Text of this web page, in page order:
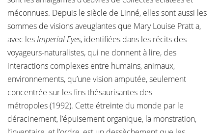
méconnues. Depuis le siècle de Linné, elles sont aussi les
sommes de visions aveuglantes que Mary Louise Pratt a,
avec lesImperial Eyes, identifiées dans les récits des
voyageurs-naturalistes, qui ne donnent à lire, des
interactions complexes entre humains, animaux,
environnements, qu’une vision amputée, seulement
concentrée sur les fins thésaurisantes des
métropoles (1992). Cette étreinte du monde par le
déracinement, l’épuisement organique, la monstration,